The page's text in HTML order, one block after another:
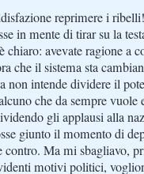
reprimere i
in mente di tirar su la
chiaro: avevate ragione a
che il sistema sta
non intende dividere il
che da sempre vuole
gli applausi alla
giunto il momento di
contro. Ma mi sbagliavo,
motivi politici,